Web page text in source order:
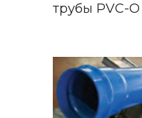
трубы PVC-